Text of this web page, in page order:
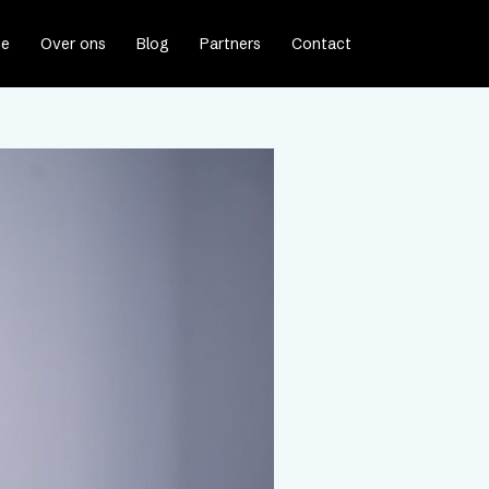
Over ons Blog Partners Contact